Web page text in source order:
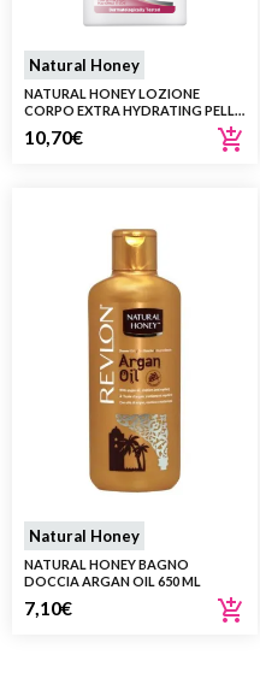
Natural Honey
NATURAL HONEY LOZIONE
CORPO EXTRA HYDRATING PELLE
10,70€
Natural Honey
NATURAL HONEY BAGNO
DOCCIA ARGAN OIL 650 ML
7,10€